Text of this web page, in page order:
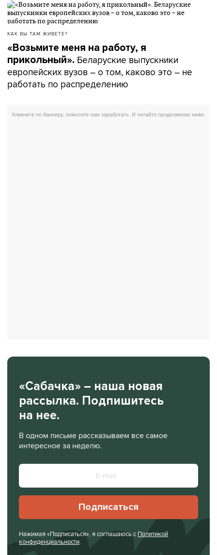
КАК ВЫ ТАМ ЖИВЕТЕ?
«Возьмите меня на работу, я
прикольный». Беларуские выпускники
европейских вузов – о том, каково это – не
работать по распределению
«Сабачка» – наша новая
рассылка. Подпишитесь
на нее.
В одном письме рассказываем все самое
интересное за неделю.
Подписаться
Нажимая «Подписаться», я соглашаюсь с Политикой
конфиденциальности.